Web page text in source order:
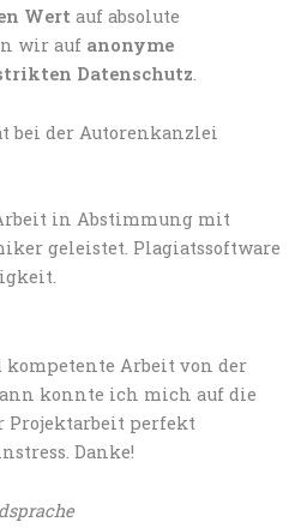
Wert auf absolute
wir auf anonyme
Datenschutz
in Abstimmung mit
geleistet. Plagiatssoftware
Arbeit von der
konnte ich mich auf die
Projektarbeit perfekt
Danke!